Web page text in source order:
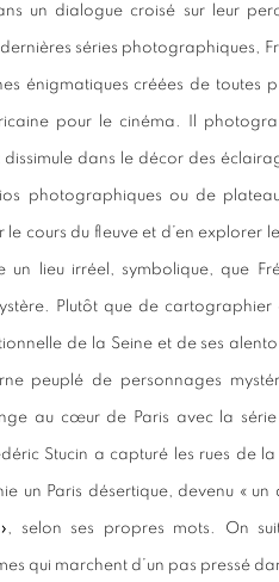
un dialogue croisé sur leur
séries photographiques,
énigmatiques créées de toutes
pour le cinéma. Il
dans le décor des
photographiques ou de
cours du fleuve et d’en explorer
un lieu irréel, symbolique, que
Plutôt que de
de la Seine et de ses
peuplé de personnages
au cœur de Paris avec la
Stucin a capturé les rues de
un Paris désertique, devenu « un
selon ses propres mots. On
qui marchent d’un pas pressé